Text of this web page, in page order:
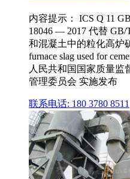
内容提示： ICS Q 11
18046 — 2017 代替
和混凝土中的粒化高炉
furnace slag used for
人民共和国国家质量监
管理委员会 实施发布
联系电话: 180 3780 8511